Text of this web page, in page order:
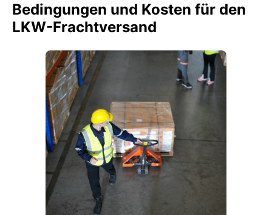
Bedingungen und Kosten für den
LKW-Frachtversand